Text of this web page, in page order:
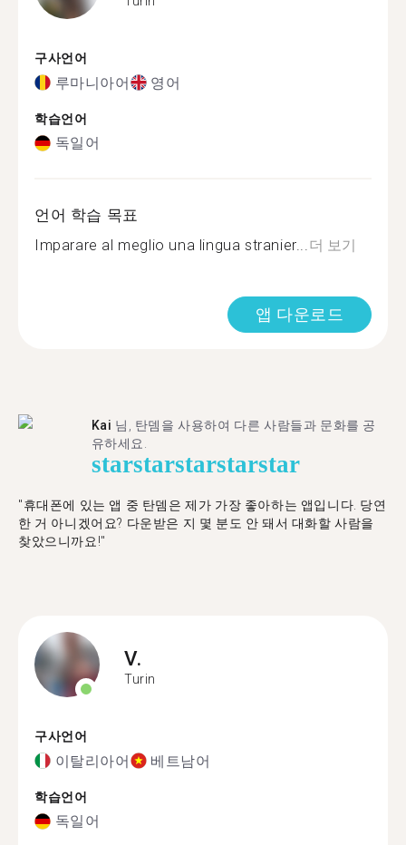
구사언어
루마니아어 영어
학습언어
독일어
언어 학습 목표
Imparare al meglio una lingua stranier...더 보기
앱 다운로드
Kai 님, 탄뎀을 사용하여 다른 사람들과 문화를 공
유하세요.
starstarstarstarstar
"휴대폰에 있는 앱 중 탄뎀은 제가 가장 좋아하는 앱입니다. 당연
한 거 아니겠어요? 다운받은 지 몇 분도 안 돼서 대화할 사람을
찾았으니까요!"
V.
Turin
구사언어
이탈리아어 베트남어
학습언어
독일어